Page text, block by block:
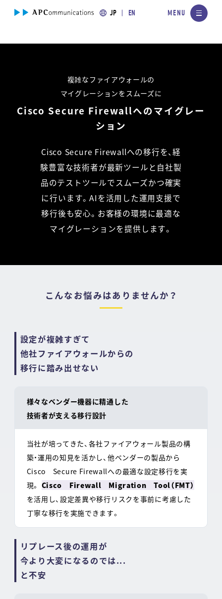
JP EN
複雑なファイアウォールの
マイグレーションをスムーズに
Cisco Secure Firewallへのマイグレー
ション
Cisco Secure Firewallへの移行を、経
験豊富な技術者が最新ツールと 自社製
品のテストツールでスムーズかつ確実
に行います。AIを活用した運用支援で
移行後も安心。 お客様の環境に最適な
マイグレーションを提供します。
こんなお悩みはありませんか？
設定が複雑すぎて
他社ファイアウォールからの
移行に踏み出せない
様々なベンダー機器に精通した
技術者が支える移行設計
当社が培ってきた、各社ファイアウォール製品の構
築・運用の知見を活かし、他ベンダーの製品から
Cisco Secure Firewallへの最適な設定移行を実
現。 Cisco Firewall Migration Tool（FMT）
を活用し、設定差異や移行リスクを事前に考慮した
丁寧な移行を実施できます。
リプレース後の運用が
今より大変になるのでは...
と不安